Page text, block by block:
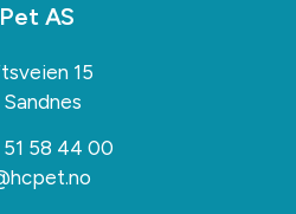
AS
15
Sandnes
51 58 44 00